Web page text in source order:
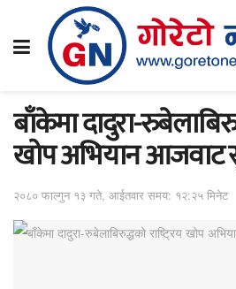
बाँकेमा दादुरा-
खोप अभियान
२०८० फाल्गुन १३ गते, आईतवार समय: १२:२५ मिनेट